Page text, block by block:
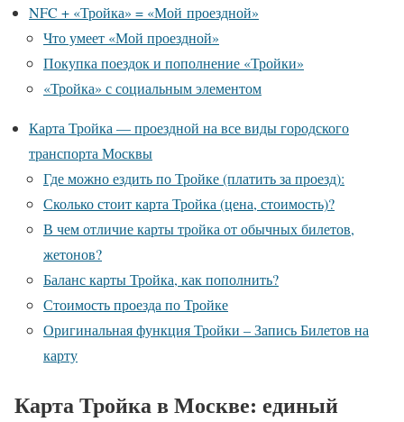
NFC + «Тройка» = «Мой проездной»
Что умеет «Мой проездной»
Покупка поездок и пополнение «Тройки»
«Тройка» с социальным элементом
Карта Тройка — проездной на все виды городского
транспорта Москвы
Где можно ездить по Тройке (платить за проезд):
Сколько стоит карта Тройка (цена, стоимость)?
В чем отличие карты тройка от обычных билетов,
жетонов?
Баланс карты Тройка, как пополнить?
Стоимость проезда по Тройке
Оригинальная функция Тройки – Запись Билетов на
карту
Карта Тройка в Москве: единый